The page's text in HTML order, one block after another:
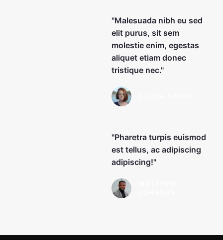
"Malesuada nibh eu sed
elit purus, sit sem
molestie enim, egestas
aliquet etiam donec
tristique nec."
"Pharetra turpis euismod
est tellus, ac adipiscing
adipiscing!"